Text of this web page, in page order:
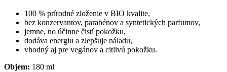
100 % prírodné zloženie v BIO kvalite,
bez konzervantov, parabénov a syntetických parfumov,
jemne, no účinne čistí pokožku,
dodáva energiu a zlepšuje náladu,
vhodný aj pre vegánov a citlivú pokožku.
Objem: 180 ml